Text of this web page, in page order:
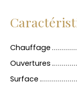
Chauffage
Ouvertures
Surface